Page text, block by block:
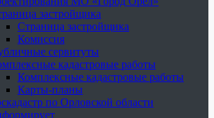
застройщика
Страница застройщика
Комиссия
сервитуты
кадастровые работы
Комплексные кадастровые работы
Карты-планы
по Орловской области